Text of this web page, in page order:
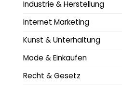
Industrie & Herstellung
Internet Marketing
Kunst & Unterhaltung
Mode & Einkaufen
Recht & Gesetz